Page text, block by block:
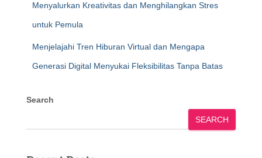
Menyalurkan Kreativitas dan Menghilangkan Stres
untuk Pemula
Menjelajahi Tren Hiburan Virtual dan Mengapa
Generasi Digital Menyukai Fleksibilitas Tanpa Batas
Search
SEARCH